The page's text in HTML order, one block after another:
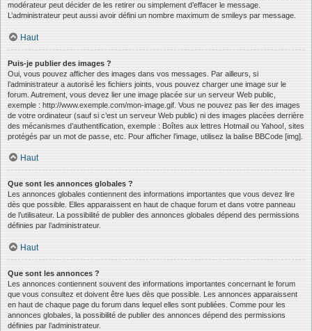
modérateur peut décider de les retirer ou simplement d’effacer le message.
L’administrateur peut aussi avoir défini un nombre maximum de smileys par message.
Haut
Puis-je publier des images ?
Oui, vous pouvez afficher des images dans vos messages. Par ailleurs, si
l’administrateur a autorisé les fichiers joints, vous pouvez charger une image sur le
forum. Autrement, vous devez lier une image placée sur un serveur Web public,
exemple : http://www.exemple.com/mon-image.gif. Vous ne pouvez pas lier des images
de votre ordinateur (sauf si c’est un serveur Web public) ni des images placées derrière
des mécanismes d’authentification, exemple : Boîtes aux lettres Hotmail ou Yahoo!, sites
protégés par un mot de passe, etc. Pour afficher l’image, utilisez la balise BBCode [img].
Haut
Que sont les annonces globales ?
Les annonces globales contiennent des informations importantes que vous devez lire
dès que possible. Elles apparaissent en haut de chaque forum et dans votre panneau
de l’utilisateur. La possibilité de publier des annonces globales dépend des permissions
définies par l’administrateur.
Haut
Que sont les annonces ?
Les annonces contiennent souvent des informations importantes concernant le forum
que vous consultez et doivent être lues dès que possible. Les annonces apparaissent
en haut de chaque page du forum dans lequel elles sont publiées. Comme pour les
annonces globales, la possibilité de publier des annonces dépend des permissions
définies par l’administrateur.